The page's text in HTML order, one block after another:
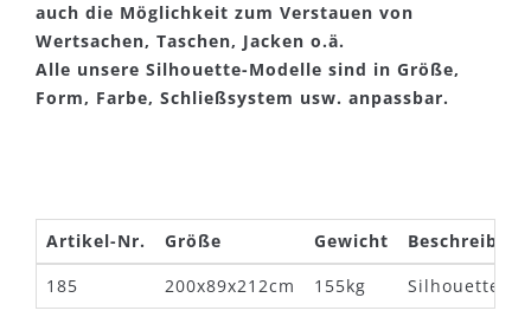
auch die Möglichkeit zum Verstauen von
Wertsachen, Taschen, Jacken o.ä.
Alle unsere Silhouette-Modelle sind in Größe,
Form, Farbe, Schließsystem usw. anpassbar.
Artikel-Nr. Größe Gewicht
Beschreibung
185
200x89x212cm 155kg Silhouette